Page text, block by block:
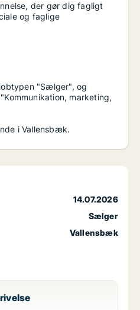
der gør dig fagligt
og faglige
"Sælger", og
marketing,
i Vallensbæk.
14.07.2026
Sælger
Vallensbæk